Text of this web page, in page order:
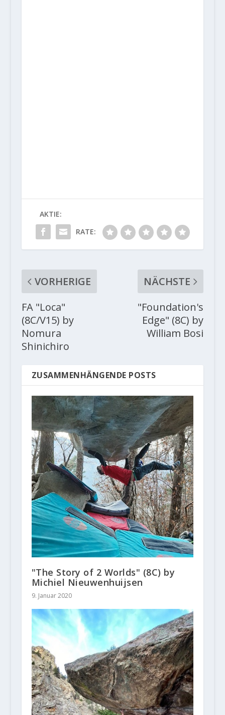
AKTIE:
RATE:
VORHERIGE
FA "Loca"
(8C/V15) by
Nomura
Shinichiro
NÄCHSTE
"Foundation's
Edge" (8C) by
William Bosi
ZUSAMMENHÄNGENDE POSTS
"The Story of 2 Worlds" (8C) by
Michiel Nieuwenhuijsen
9. Januar 2020